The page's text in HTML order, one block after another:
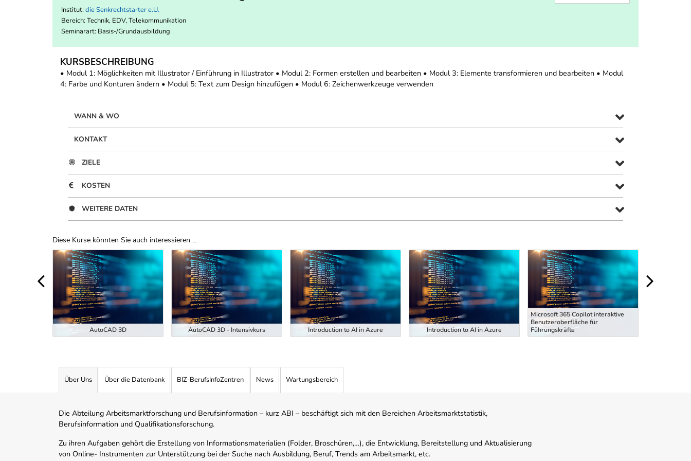
Institut: die Senkrechtstarter e.U.
Bereich: Technik, EDV, Telekommunikation
Seminarart: Basis-/Grundausbildung
KURSBESCHREIBUNG
• Modul 1: Möglichkeiten mit Illustrator / Einführung in Illustrator • Modul 2: Formen erstellen und bearbeiten • Modul 3: Elemente transformieren und bearbeiten • Modul
4: Farbe und Konturen ändern • Modul 5: Text zum Design hinzufügen • Modul 6: Zeichenwerkzeuge verwenden
WANN & WO
KONTAKT
ZIELE
KOSTEN
WEITERE DATEN
Diese Kurse könnten Sie auch interessieren ...
Uber Weiterbildungsvorschläge
AutoCAD 3D AutoCAD 3D - Intensivkurs Introduction to AI in Azure Introduction to AI in Azure
Microsoft 365 Copilot interaktive
Benutzeroberfläche für
Führungskräfte
Über Uns Über die Datenbank BIZ-BerufsInfoZentren News Wartungsbereich
Die Abteilung Arbeitsmarktforschung und Berufsinformation – kurz ABI – beschäftigt sich mit den Bereichen Arbeitsmarktstatistik,
Berufsinformation und Qualifikationsforschung.
Zu ihren Aufgaben gehört die Erstellung von Informationsmaterialien (Folder, Broschüren,…), die Entwicklung, Bereitstellung und Aktualisierung
von Online- Instrumenten zur Unterstützung bei der Suche nach Ausbildung, Beruf, Trends am Arbeitsmarkt, etc.